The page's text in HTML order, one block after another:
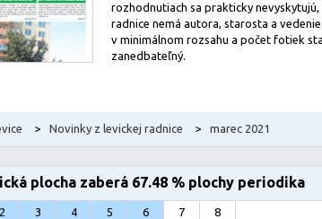
rozhodnutiach sa prakticky
radnice nemá autora, starosta a
v minimálnom rozsahu a počet fotiek
zanedbateľný.
> Novinky z levickej radnice > marec 2021
plocha zaberá 67.48 % plochy periodika
2 3 4 5 6 7 8